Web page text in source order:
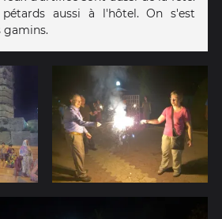
aussi à l'hôtel. On s'est
gamins.